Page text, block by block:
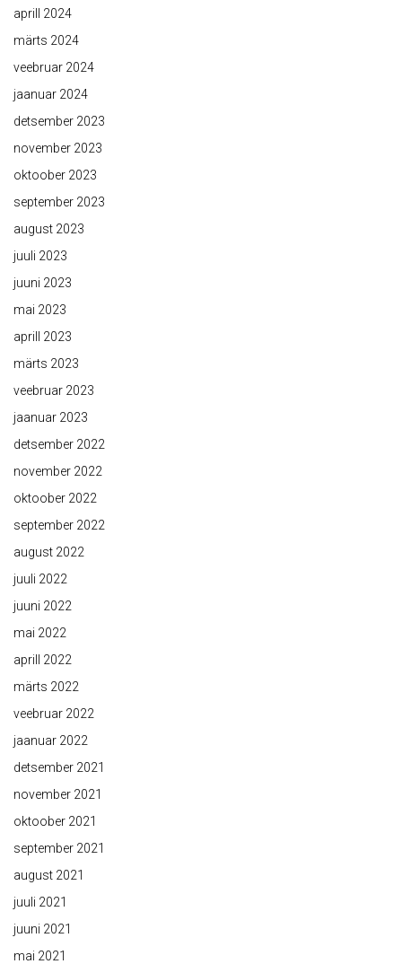
aprill 2024
märts 2024
veebruar 2024
jaanuar 2024
detsember 2023
november 2023
oktoober 2023
september 2023
august 2023
juuli 2023
juuni 2023
mai 2023
aprill 2023
märts 2023
veebruar 2023
jaanuar 2023
detsember 2022
november 2022
oktoober 2022
september 2022
august 2022
juuli 2022
juuni 2022
mai 2022
aprill 2022
märts 2022
veebruar 2022
jaanuar 2022
detsember 2021
november 2021
oktoober 2021
september 2021
august 2021
juuli 2021
juuni 2021
mai 2021